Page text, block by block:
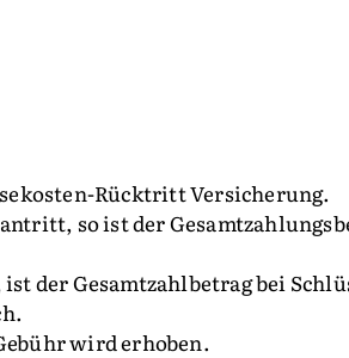
Rücktritt Versicherung.
so ist der
der Gesamtzahlbetrag bei
wird erhoben.